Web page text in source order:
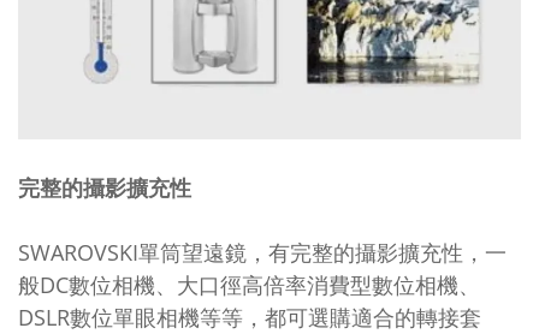
完整的攝影擴充性
SWAROVSKI單筒望遠鏡，有完整的攝影擴充性，一
般DC數位相機、大口徑高倍率消費型數位相機、
DSLR數位單眼相機等等，都可選購適合的轉接套